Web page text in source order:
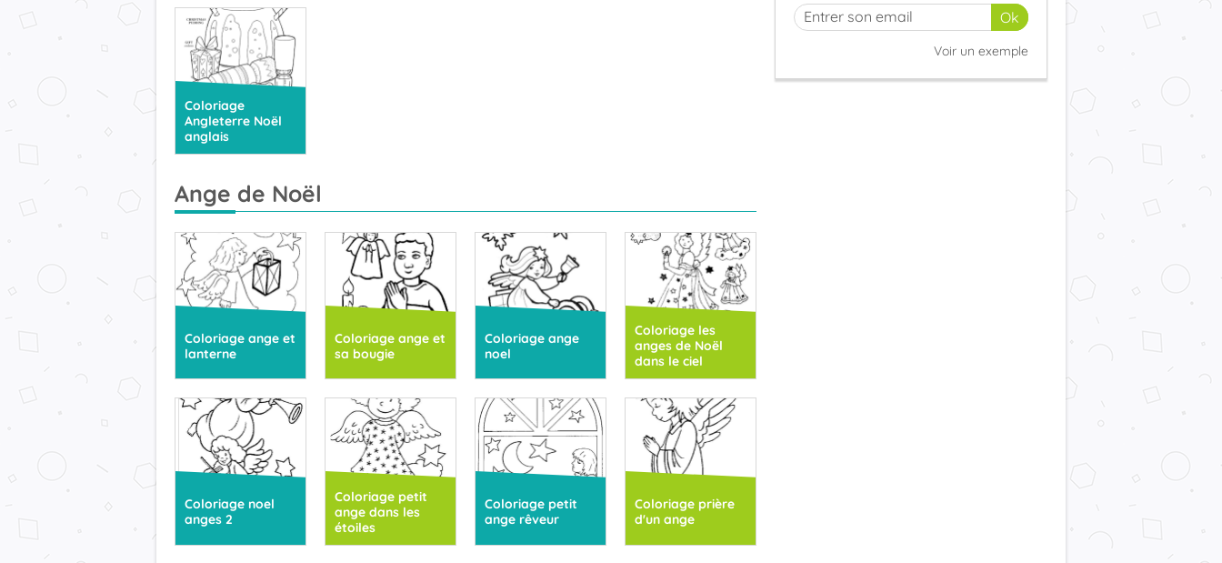
Coloriage
Angleterre Noël
anglais
Ange de Noël
Coloriage ange et
lanterne
Coloriage ange et
sa bougie
Coloriage ange
noel
Coloriage les
anges de Noël
dans le ciel
Coloriage noel
anges 2
Coloriage petit
ange dans les
étoiles
Coloriage petit
ange rêveur
Coloriage prière
d'un ange
Voir un exemple